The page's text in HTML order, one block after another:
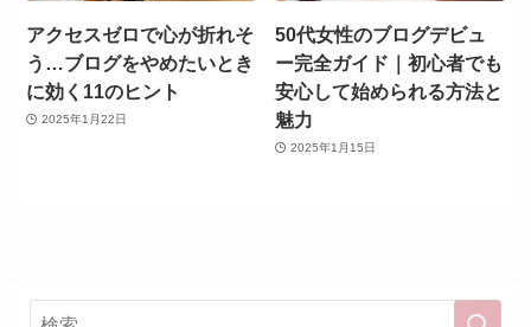
アクセスゼロで心が折れそ
う…ブログをやめたいとき
に効く11のヒント
2025年1月22日
50代女性のブログデビュ
ー完全ガイド｜初心者でも
安心して始められる方法と
魅力
2025年1月15日